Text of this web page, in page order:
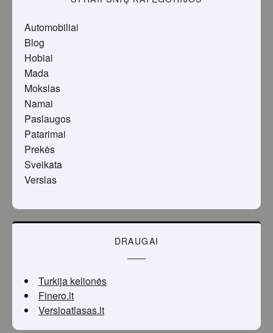
Automobiliai
Blog
Hobiai
Mada
Mokslas
Namai
Paslaugos
Patarimai
Prekės
Sveikata
Verslas
DRAUGAI
Turkija kelionės
Finero.lt
Versloatlasas.lt